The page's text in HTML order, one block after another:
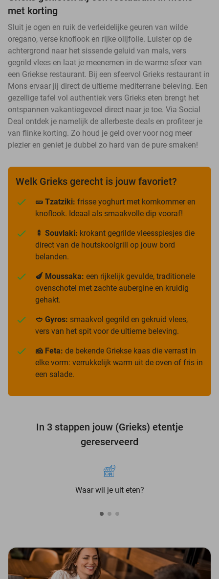
met korting
Sluit je ogen en ruik de verleidelijke geuren van wilde
oregano, verse knoflook en rijke olijfolie. Luister op de
achtergrond naar het sissende geluid van mals, vers
gegrild vlees en laat je meenemen in de warme sfeer van
een Griekse restaurant. Bij een sfeervol Grieks restaurant in
Mons ervaar jij direct de ultieme mediterrane beleving. Een
gezellige tafel vol authentiek vers Grieks eten brengt het
ontspannen vakantiegevoel direct naar je toe. Via Social
Deal ontdek je namelijk de allerbeste deals en profiteer je
van flinke korting. Zo houd je geld over voor nog meer
plezier en geniet je dubbel zo hard van de pure smaken!
Welk Grieks gerecht is jouw favoriet?
🥒 Tzatziki: frisse yoghurt met komkommer en
knoflook. Ideaal als smaakvolle dip vooraf!
🍢 Souvlaki: krokant gegrilde vleesspiesjes die
direct van de houtskoolgrill op jouw bord
belanden.
🍆 Moussaka: een rijkelijk gevulde, traditionele
ovenschotel met zachte aubergine en kruidig
gehakt.
🥙 Gyros: smaakvol gegrild en gekruid vlees,
vers van het spit voor de ultieme beleving.
🧀 Feta: de bekende Griekse kaas die verrast in
elke vorm: verrukkelijk warm uit de oven of fris in
een salade.
In 3 stappen jouw (Grieks) etentje
gereserveerd
Waar wil je uit eten?